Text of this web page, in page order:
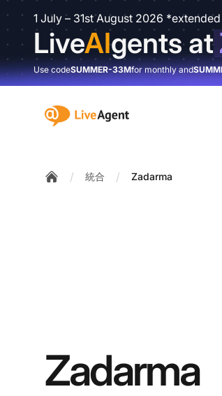
1 July – 31st August 2026 *extended
LiveAIgents at
Use codeSUMMER-33Mfor monthly and
:site.title
/ 統合 / Zadarma
Zadarma